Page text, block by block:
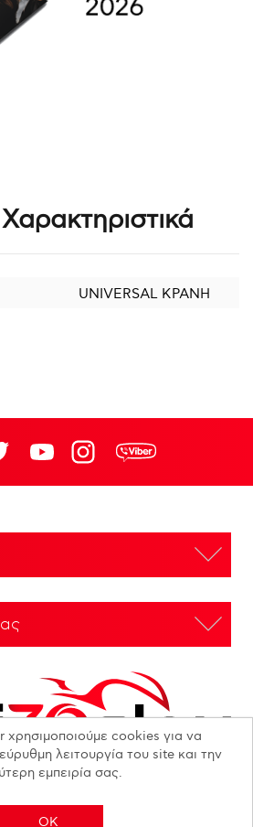
UNIVERSAL ΚΡΑΝΗ
cookies για να
λειτουργία του site και την
εμπειρία σας.
OK